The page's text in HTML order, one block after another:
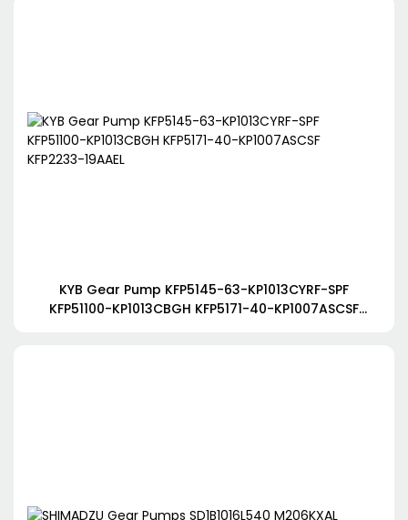
KYB Gear Pump KFP5145-63-KP1013CYRF-SPF
KFP51100-KP1013CBGH KFP5171-40-KP1007ASCSF